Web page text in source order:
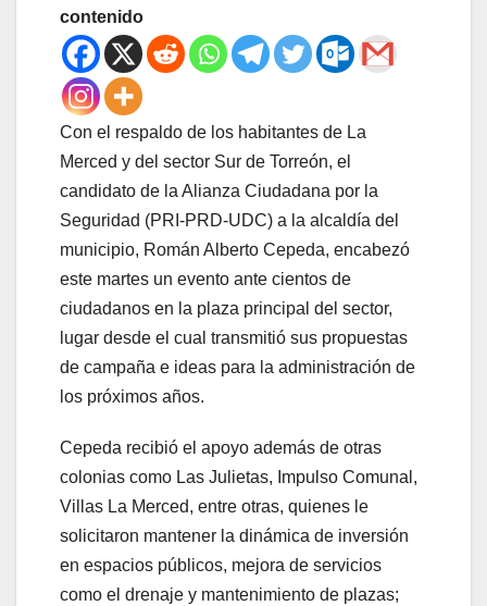
contenido
Con el respaldo de los habitantes de La
Merced y del sector Sur de Torreón, el
candidato de la Alianza Ciudadana por la
Seguridad (PRI-PRD-UDC) a la alcaldía del
municipio, Román Alberto Cepeda, encabezó
este martes un evento ante cientos de
ciudadanos en la plaza principal del sector,
lugar desde el cual transmitió sus propuestas
de campaña e ideas para la administración de
los próximos años.
Cepeda recibió el apoyo además de otras
colonias como Las Julietas, Impulso Comunal,
Villas La Merced, entre otras, quienes le
solicitaron mantener la dinámica de inversión
en espacios públicos, mejora de servicios
como el drenaje y mantenimiento de plazas;